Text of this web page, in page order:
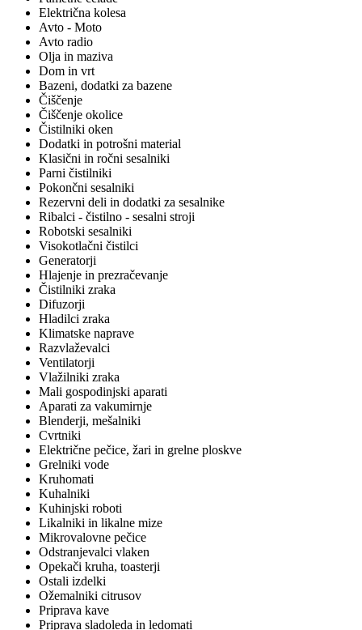
Električna kolesa
Avto - Moto
Avto radio
Olja in maziva
Dom in vrt
Bazeni, dodatki za bazene
Čiščenje
Čiščenje okolice
Čistilniki oken
Dodatki in potrošni material
Klasični in ročni sesalniki
Parni čistilniki
Pokončni sesalniki
Rezervni deli in dodatki za sesalnike
Ribalci - čistilno - sesalni stroji
Robotski sesalniki
Visokotlačni čistilci
Generatorji
Hlajenje in prezračevanje
Čistilniki zraka
Difuzorji
Hladilci zraka
Klimatske naprave
Razvlaževalci
Ventilatorji
Vlažilniki zraka
Mali gospodinjski aparati
Aparati za vakumirnje
Blenderji, mešalniki
Cvrtniki
Električne pečice, žari in grelne ploskve
Grelniki vode
Kruhomati
Kuhalniki
Kuhinjski roboti
Likalniki in likalne mize
Mikrovalovne pečice
Odstranjevalci vlaken
Opekači kruha, toasterji
Ostali izdelki
Ožemalniki citrusov
Priprava kave
Priprava sladoleda in ledomati